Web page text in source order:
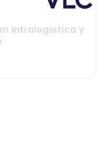
Intralogística y